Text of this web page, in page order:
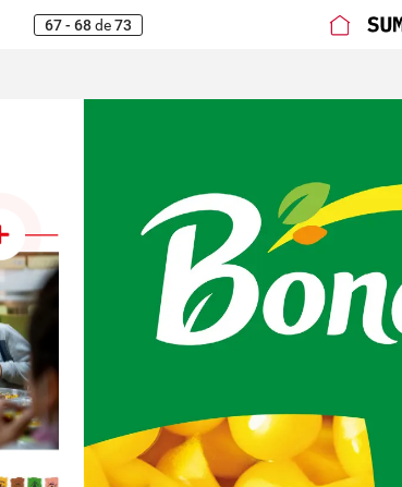
67 - 68 de 73